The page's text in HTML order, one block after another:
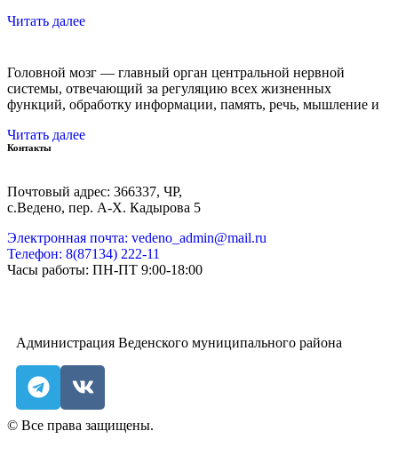
Читать далее
Головной мозг — главный орган центральной нервной
системы, отвечающий за регуляцию всех жизненных
функций, обработку информации, память, речь, мышление и
Читать далее
Администрация Веденского муниципального района
Контакты
Почтовый адрес: 366337, ЧР,
с.Ведено, пер. А-Х. Кадыровa 5
Электронная почта: vedeno_admin@mail.ru
Телефон: 8(87134) 222-11
Часы работы: ПН-ПТ 9:00-18:00
© Все права защищены.